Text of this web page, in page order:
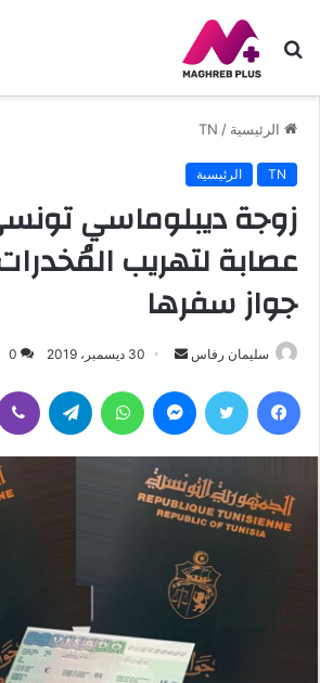
بحث
عن
الرئيسية /
TN
TN الرئيسية
زوجة ديبلوماسي
عصابة لتهريب
جواز سفرها
سليمان رفاس
س
ل
ب
ر
ي
إ
ل
ك
30 ديسمبر، 2019 0